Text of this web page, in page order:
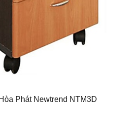
Phát Newtrend NTM3D